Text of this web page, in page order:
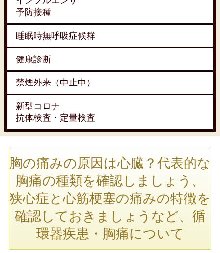
予防接種
睡眠時無呼吸症候群
健康診断
禁煙外来（中止中）
新型コロナ
抗体検査・定量検査
胸の痛みの原因は心臓？代表的な
胸痛の種類を確認しましょう、
狭心症と心筋梗塞の痛みの特徴を
確認しておきましょうなど、循
環器疾患・胸痛について